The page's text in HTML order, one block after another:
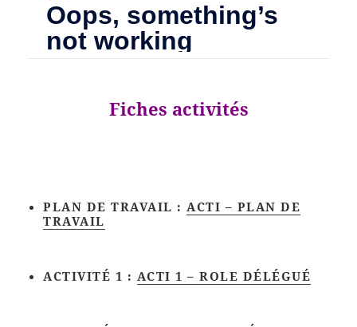
Fiches activités
PLAN DE TRAVAIL :ACTI – PLAN DE
TRAVAIL
ACTIVITÉ 1 : ACTI 1 – ROLE DÉLÉGUÉ